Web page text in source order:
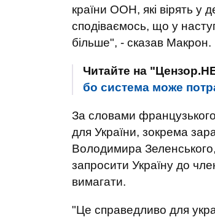
країни ООН, які вірять у
сподіваємось, що у
більше", - сказав Макрон.
Читайте на
бо система може
За словами
для України, зокрема
Володимира
запросити Україну до
вимагати.
"Це справедливо для